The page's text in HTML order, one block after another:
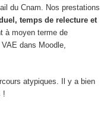
du Cnam. Nos prestations
temps de relecture et
à moyen terme de
dans Moodle,
atypiques. Il y a bien
!